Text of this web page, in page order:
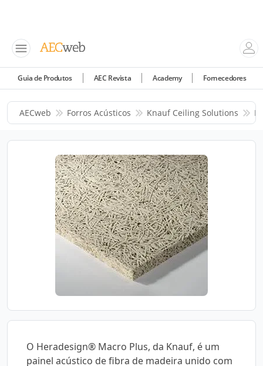
Guia de Produtos AEC Revista Academy Fornecedores
AECweb Forros Acústicos Knauf Ceiling Solutions
O Heradesign® Macro Plus, da Knauf, é um
painel acústico de fibra de madeira unido com